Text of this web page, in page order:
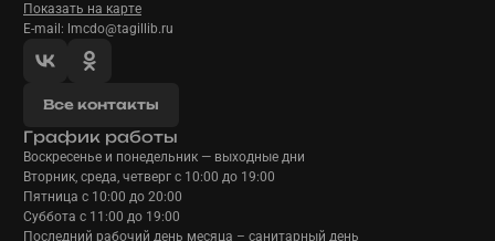
Показать на карте
E-mail: lmcdo@tagillib.ru
Все контакты
График работы
Воскресенье и понедельник — выходные дни
Вторник, среда, четверг с 10:00 до 19:00
Пятница с 10:00 до 20:00
Суббота с 11:00 до 19:00
Последний рабочий день месяца – санитарный день